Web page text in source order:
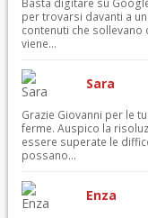
Basta digitare su
per trovarsi davanti a
contenuti che
viene...
Sara
Grazie Giovanni per le
ferme. Auspico la
essere superate le
possano...
Enza